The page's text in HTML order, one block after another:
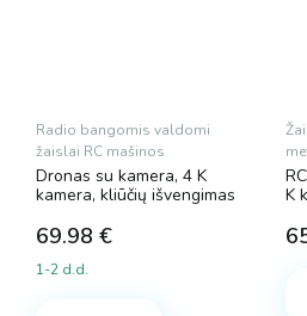
Radio bangomis valdomi
žaislai RC mašinos
Dronas su kamera, 4 K
kamera, kliūčių išvengimas
69.98 €
1-2 d.d.
K